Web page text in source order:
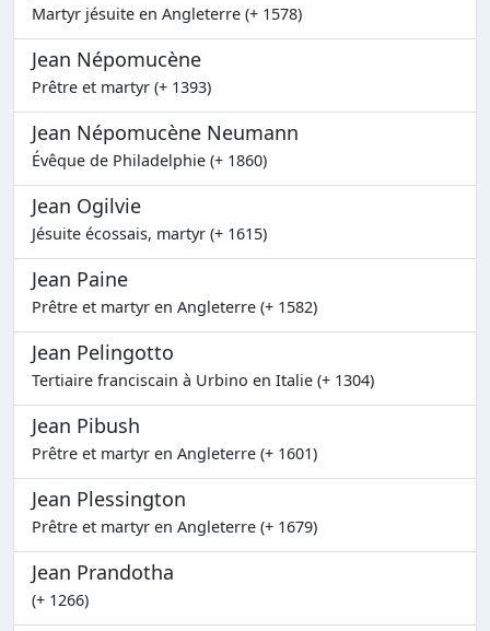
Martyr jésuite en Angleterre (+ 1578)
Jean Népomucène
Prêtre et martyr (+ 1393)
Jean Népomucène Neumann
Évêque de Philadelphie (+ 1860)
Jean Ogilvie
Jésuite écossais, martyr (+ 1615)
Jean Paine
Prêtre et martyr en Angleterre (+ 1582)
Jean Pelingotto
Tertiaire franciscain à Urbino en Italie (+ 1304)
Jean Pibush
Prêtre et martyr en Angleterre (+ 1601)
Jean Plessington
Prêtre et martyr en Angleterre (+ 1679)
Jean Prandotha
(+ 1266)